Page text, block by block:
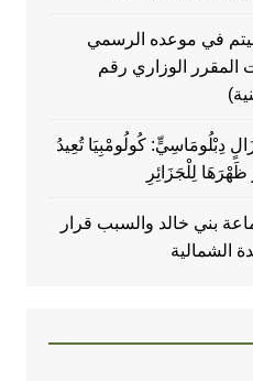
في موعده الرسمي
المقرر الوزاري رقم
دِبْلُومَاسِيٍّ: كُولُومْبِيَا تُعِيدُ
لِلْجَزَائِرِ
بني خالد والسبب قرار
الشمالية